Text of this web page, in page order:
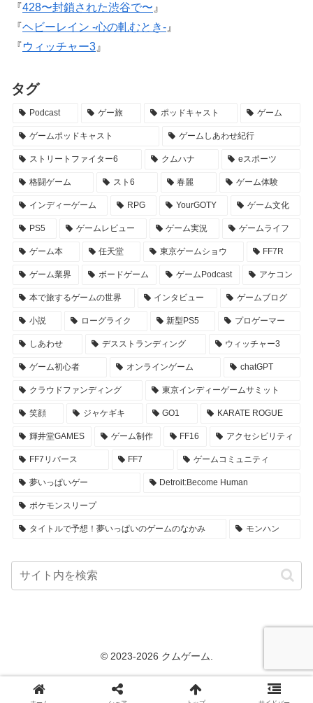
『428〜封鎖された渋谷で〜 』
『ヘビーレイン -心の軋むとき- 』
『ウィッチャー3 』
タグ
Podcast ゲー旅 ポッドキャスト ゲーム
ゲームポッドキャスト ゲームしあわせ紀行
ストリートファイター6 クムハナ eスポーツ
格闘ゲーム スト6 春麗 ゲーム体験
インディーゲーム RPG YourGOTY ゲーム文化
PS5 ゲームレビュー ゲーム実況 ゲームライフ
ゲーム本 任天堂 東京ゲームショウ FF7R
ゲーム業界 ボードゲーム ゲームPodcast アケコン
本で旅するゲームの世界 インタビュー ゲームブログ
小説 ローグライク 新型PS5 プロゲーマー
しあわせ デスストランディング ウィッチャー3
ゲーム初心者 オンラインゲーム chatGPT
クラウドファンディング 東京インディーゲームサミット
笑顔 ジャケギキ GO1 KARATE ROGUE
輝井堂GAMES ゲーム制作 FF16 アクセシビリティ
FF7リバース FF7 ゲームコミュニティ
夢いっぱいゲー Detroit:Become Human
ポケモンスリープ
タイトルで予想！夢いっぱいのゲームのなかみ モンハン
© 2023-2026 クムゲーム.